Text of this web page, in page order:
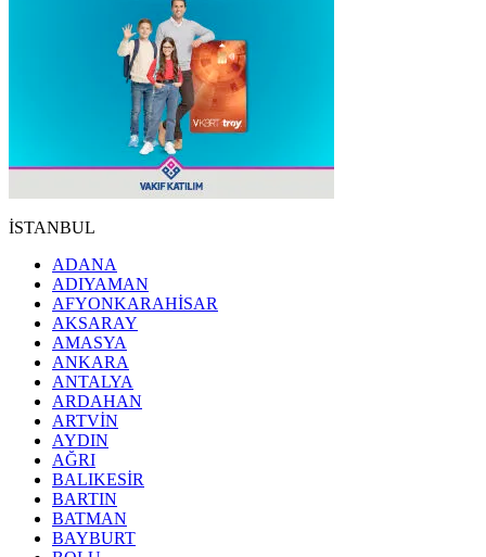
İSTANBUL
ADANA
ADIYAMAN
AFYONKARAHİSAR
AKSARAY
AMASYA
ANKARA
ANTALYA
ARDAHAN
ARTVİN
AYDIN
AĞRI
BALIKESİR
BARTIN
BATMAN
BAYBURT